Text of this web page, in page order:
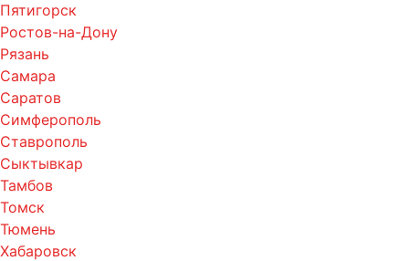
Пятигорск
Ростов-на-Дону
Рязань
Самара
Саратов
Симферополь
Ставрополь
Сыктывкар
Тамбов
Томск
Тюмень
Хабаровск